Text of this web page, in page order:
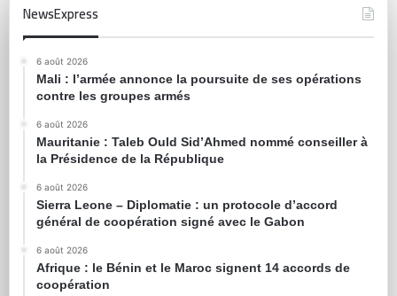
NewsExpress
6 août 2026
Mali : l’armée annonce la poursuite de ses opérations
contre les groupes armés
6 août 2026
Mauritanie : Taleb Ould Sid’Ahmed nommé conseiller à
la Présidence de la République
6 août 2026
Sierra Leone – Diplomatie : un protocole d’accord
général de coopération signé avec le Gabon
6 août 2026
Afrique : le Bénin et le Maroc signent 14 accords de
coopération